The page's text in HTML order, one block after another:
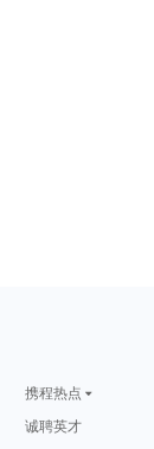
携程热点
诚聘英才